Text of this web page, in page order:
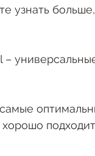
узнать
–
самые